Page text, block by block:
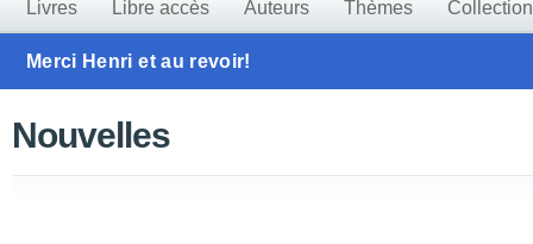
Livres Libre accès Auteurs Thèmes
Merci Henri et au revoir!
Nouvelles